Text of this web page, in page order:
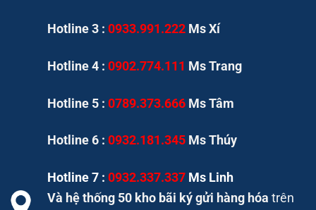
Hotline 3 :0933.991.222 Ms Xí
Hotline 4 :0902.774.111 Ms Trang
Hotline 5 :0789.373.666 Ms Tâm
Hotline 6 :0932.181.345 Ms Thúy
Hotline 7 : 0932.337.337 Ms Linh
Và hệ thống 50 kho bãi ký gửi hàng hóa trên